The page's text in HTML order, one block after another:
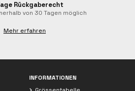
Rückgaberecht
von 30 Tagen möglich
Mehr erfahren
INFORMATIONEN